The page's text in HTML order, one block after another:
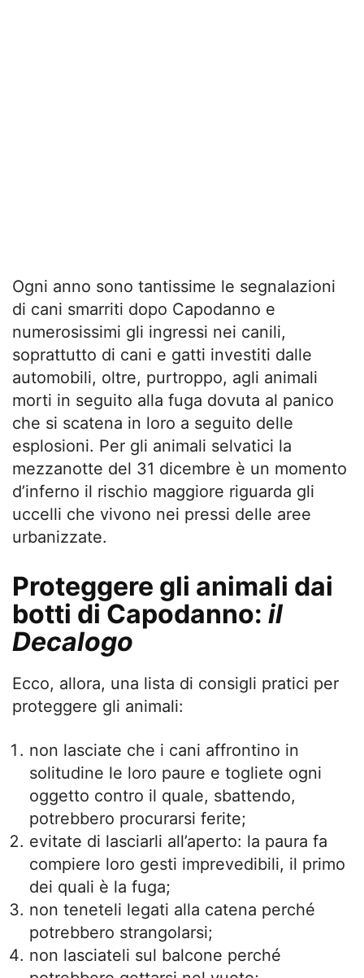
Ogni anno sono tantissime le segnalazioni
di cani smarriti dopo Capodanno e
numerosissimi gli ingressi nei canili,
soprattutto di cani e gatti investiti dalle
automobili, oltre, purtroppo, agli animali
morti in seguito alla fuga dovuta al panico
che si scatena in loro a seguito delle
esplosioni. Per gli animali selvatici la
mezzanotte del 31 dicembre è un momento
d’inferno il rischio maggiore riguarda gli
uccelli che vivono nei pressi delle aree
urbanizzate.
Proteggere gli animali dai
botti di Capodanno: il
Decalogo
Ecco, allora, una lista di consigli pratici per
proteggere gli animali:
non lasciate che i cani affrontino in
solitudine le loro paure e togliete ogni
oggetto contro il quale, sbattendo,
potrebbero procurarsi ferite;
evitate di lasciarli all’aperto: la paura fa
compiere loro gesti imprevedibili, il primo
dei quali è la fuga;
non teneteli legati alla catena perché
potrebbero strangolarsi;
non lasciateli sul balcone perché